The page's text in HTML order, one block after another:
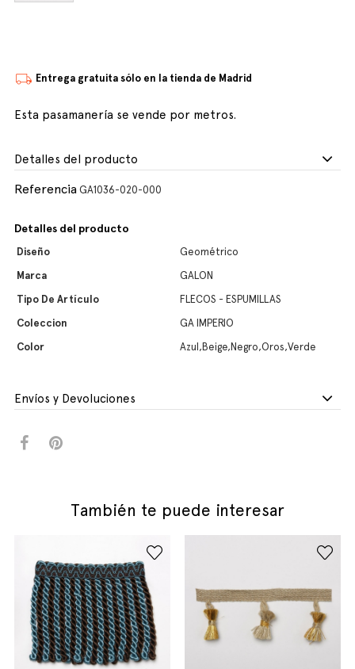
Entrega gratuita sólo en la tienda de Madrid
Esta pasamanería se vende por metros.
Detalles del producto
Referencia GA1036-020-000
Detalles del producto
Diseño
Geométrico
Marca
GALON
Tipo De Artículo
FLECOS - ESPUMILLAS
Coleccion
GA IMPERIO
Color
Azul,Beige,Negro,Oros,Verde
Envíos y Devoluciones
También te puede interesar